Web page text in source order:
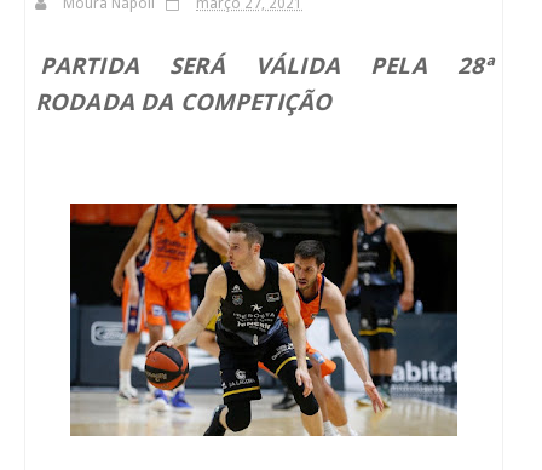
Moura Nápoli março 27, 2021
PARTIDA SERÁ VÁLIDA PELA 28ª
RODADA DA COMPETIÇÃO